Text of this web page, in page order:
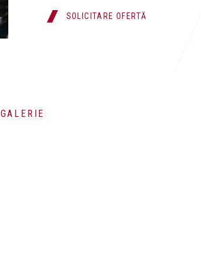
SOLICITARE OFERTĂ
GALERIE